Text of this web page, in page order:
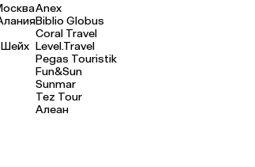
Anex
Biblio Globus
Coral Travel
Level.Travel
Pegas Touristik
Fun&Sun
Sunmar
Tez Tour
Алеан